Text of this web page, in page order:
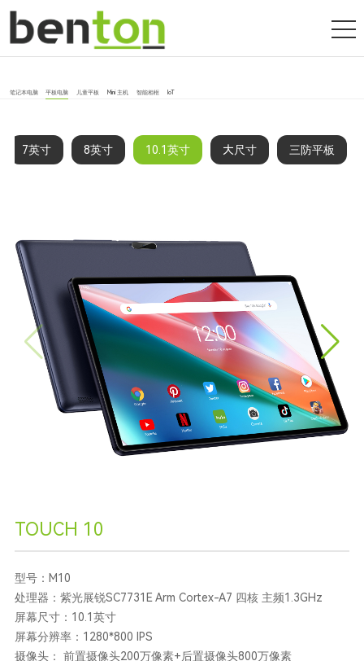
笔记本电脑 平板电脑 儿童平板 Mini 主机 智能相框 IoT
7英寸 8英寸 10.1英寸 大尺寸 三防平板
TOUCH 10
型号：M10
处理器：紫光展锐SC7731E Arm Cortex-A7 四核 主频1.3GHz
屏幕尺寸：10.1英寸
屏幕分辨率：1280*800 IPS
摄像头： 前置摄像头200万像素+后置摄像头800万像素